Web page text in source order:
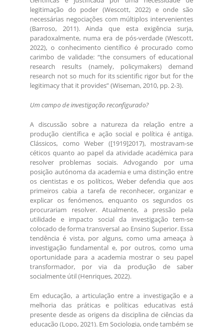
legitimação do poder (Wescott, 2022) e onde são
necessárias negociações com múltiplos intervenientes
(Barroso, 2011). Ainda que esta exigência surja,
paradoxalmente, numa era de pós-verdade (Wescott,
2022), o conhecimento científico é procurado como
carimbo de validade: “the consumers of educational
research results (namely, policymakers) demand
research not so much for its scientific rigor but for the
legitimacy that it provides” (Wiseman, 2010, pp. 2-3).
Um campo de investigação reconfigurado?
A discussão sobre a natureza da relação entre a
produção científica e ação social e política é antiga.
Clássicos, como Weber ([1919]2017), mostravam-se
céticos quanto ao papel da atividade académica para
resolver problemas sociais. Advogando por uma
posição autónoma da academia e uma distinção entre
os cientistas e os políticos, Weber defendia que aos
primeiros cabia a tarefa de reconhecer, organizar e
explicar os fenómenos, enquanto os segundos os
procurariam resolver. Atualmente, a pressão pela
utilidade e impacto social da investigação tem-se
colocado de forma transversal ao Ensino Superior. Essa
tendência é vista, por alguns, como uma ameaça à
investigação fundamental e, por outros, como uma
oportunidade para a academia mostrar o seu papel
transformador, por via da produção de saber
socialmente útil (Henriques, 2022).
Em educação, a articulação entre a investigação e a
melhoria das práticas e políticas educativas está
presente desde as origens da disciplina de ciências da
educação (Lopo, 2021). Em Sociologia, onde também se